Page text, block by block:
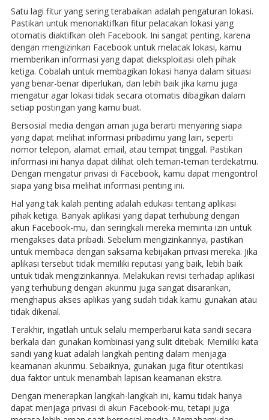
Satu lagi fitur yang sering terabaikan adalah pengaturan lokasi.
Pastikan untuk menonaktifkan fitur pelacakan lokasi yang
otomatis diaktifkan oleh Facebook. Ini sangat penting, karena
dengan mengizinkan Facebook untuk melacak lokasi, kamu
memberikan informasi yang dapat dieksploitasi oleh pihak
ketiga. Cobalah untuk membagikan lokasi hanya dalam situasi
yang benar-benar diperlukan, dan lebih baik jika kamu juga
mengatur agar lokasi tidak secara otomatis dibagikan dalam
setiap postingan yang kamu buat.
Bersosial media dengan aman juga berarti menyaring siapa
yang dapat melihat informasi pribadimu yang lain, seperti
nomor telepon, alamat email, atau tempat tinggal. Pastikan
informasi ini hanya dapat dilihat oleh teman-teman terdekatmu.
Dengan mengatur privasi di Facebook, kamu dapat mengontrol
siapa yang bisa melihat informasi penting ini.
Hal yang tak kalah penting adalah edukasi tentang aplikasi
pihak ketiga. Banyak aplikasi yang dapat terhubung dengan
akun Facebook-mu, dan seringkali mereka meminta izin untuk
mengakses data pribadi. Sebelum mengizinkannya, pastikan
untuk membaca dengan saksama kebijakan privasi mereka. Jika
aplikasi tersebut tidak memiliki reputasi yang baik, lebih baik
untuk tidak mengizinkannya. Melakukan revisi terhadap aplikasi
yang terhubung dengan akunmu juga sangat disarankan,
menghapus akses aplikas yang sudah tidak kamu gunakan atau
tidak dikenal.
Terakhir, ingatlah untuk selalu memperbarui kata sandi secara
berkala dan gunakan kombinasi yang sulit ditebak. Memiliki kata
sandi yang kuat adalah langkah penting dalam menjaga
keamanan akunmu. Sebaiknya, gunakan juga fitur otentikasi
dua faktor untuk menambah lapisan keamanan ekstra.
Dengan menerapkan langkah-langkah ini, kamu tidak hanya
dapat menjaga privasi di akun Facebook-mu, tetapi juga